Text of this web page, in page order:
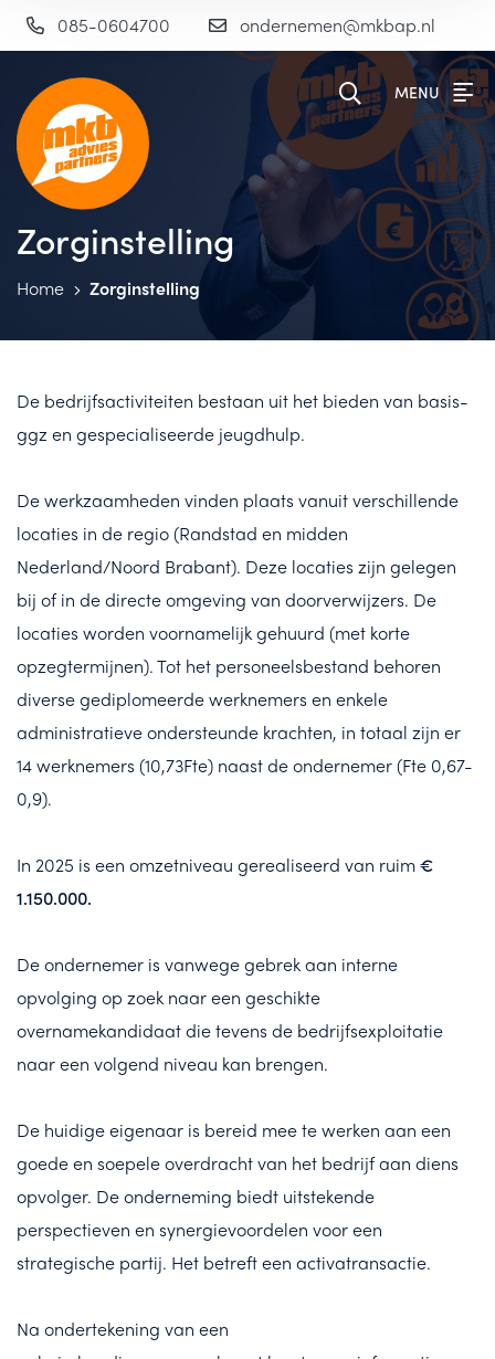
085-0604700 ondernemen@mkbap.nl
MENU
Zorginstelling
Home Zorginstelling
De bedrijfsactiviteiten bestaan uit het bieden van basis-
ggz en gespecialiseerde jeugdhulp.
De werkzaamheden vinden plaats vanuit verschillende
locaties in de regio (Randstad en midden
Nederland/Noord Brabant). Deze locaties zijn gelegen
bij of in de directe omgeving van doorverwijzers. De
locaties worden voornamelijk gehuurd (met korte
opzegtermijnen). Tot het personeelsbestand behoren
diverse gediplomeerde werknemers en enkele
administratieve ondersteunde krachten, in totaal zijn er
14 werknemers (10,73Fte) naast de ondernemer (Fte 0,67-
0,9).
In 2025 is een omzetniveau gerealiseerd van ruim€
1.150.000.
De ondernemer is vanwege gebrek aan interne
opvolging op zoek naar een geschikte
overnamekandidaat die tevens de bedrijfsexploitatie
naar een volgend niveau kan brengen.
De huidige eigenaar is bereid mee te werken aan een
goede en soepele overdracht van het bedrijf aan diens
opvolger. De onderneming biedt uitstekende
perspectieven en synergievoordelen voor een
strategische partij. Het betreft een activatransactie.
Na ondertekening van een